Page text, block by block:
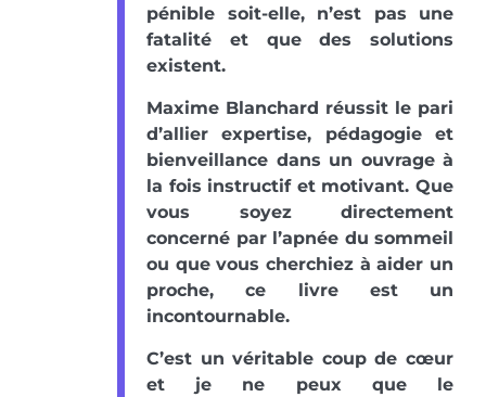
pénible soit-elle, n’est pas une
fatalité et que des solutions
existent.
Maxime Blanchard réussit le pari
d’allier expertise, pédagogie et
bienveillance dans un ouvrage à
la fois instructif et motivant. Que
vous soyez directement
concerné par l’apnée du sommeil
ou que vous cherchiez à aider un
proche, ce livre est un
incontournable.
C’est un véritable coup de cœur
et je ne peux que le